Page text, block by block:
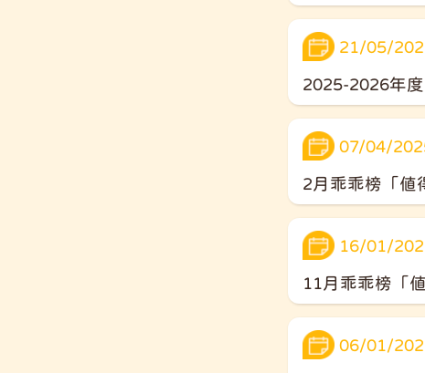
21/05/
2025-2026年
07/04/
2月乖乖榜「值
16/01/
11月乖乖榜「
06/01/